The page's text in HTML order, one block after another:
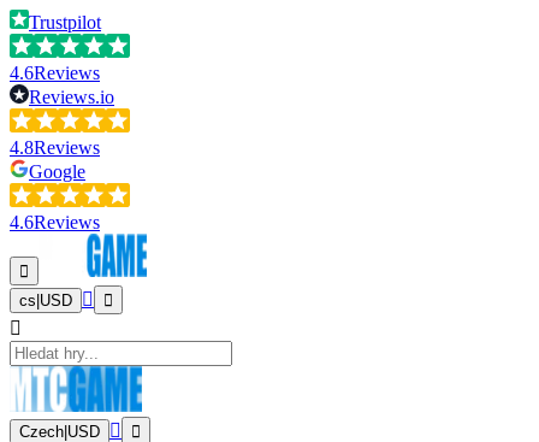
Trustpilot
4.6Reviews
Reviews.io
4.8Reviews
Google
4.6Reviews
cs USD
Czech USD